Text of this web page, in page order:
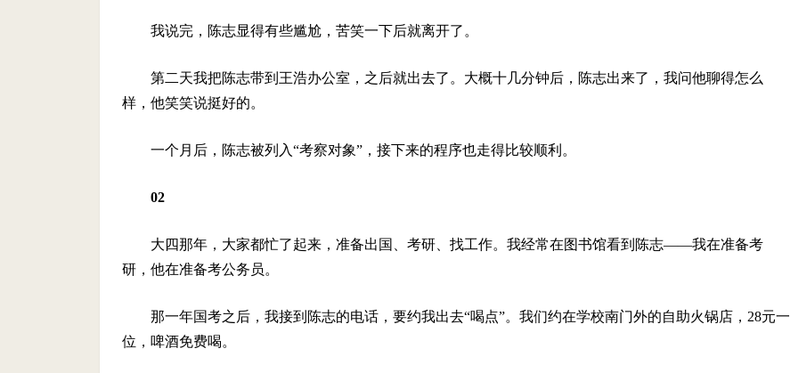
我说完，陈志显得有些尴尬，苦笑一下后就离开了。
第二天我把陈志带到王浩办公室，之后就出去了。大概十几分钟后，陈志出来了，我问他聊得怎么
样，他笑笑说挺好的。
一个月后，陈志被列入“考察对象”，接下来的程序也走得比较顺利。
02
大四那年，大家都忙了起来，准备出国、考研、找工作。我经常在图书馆看到陈志——我在准备考
研，他在准备考公务员。
那一年国考之后，我接到陈志的电话，要约我出去“喝点”。我们约在学校南门外的自助火锅店，28元一
位，啤酒免费喝。